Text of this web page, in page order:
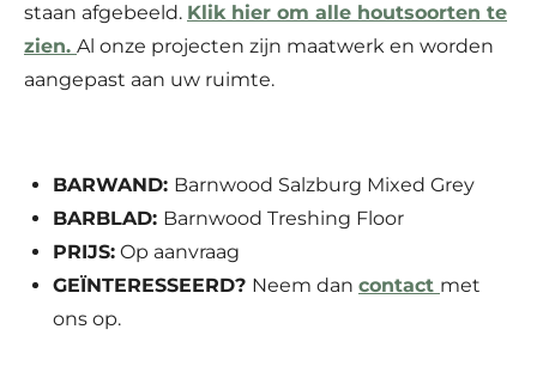
staan afgebeeld. Klik hier om alle houtsoorten te
zien. Al onze projecten zijn maatwerk en worden
aangepast aan uw ruimte.
BARWAND: Barnwood Salzburg Mixed Grey
BARBLAD: Barnwood Treshing Floor
PRIJS: Op aanvraag
GEÏNTERESSEERD? Neem dan contact met
ons op.